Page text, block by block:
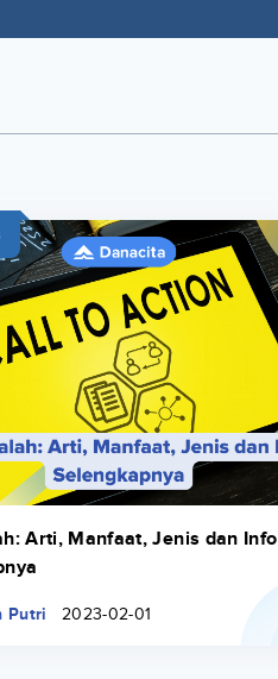
Arti, Manfaat, Jenis dan Info
Putri 2023-02-01